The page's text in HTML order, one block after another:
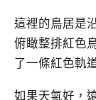
這裡的鳥居是
俯瞰整排紅色
了一條紅色軌
如果天氣好，